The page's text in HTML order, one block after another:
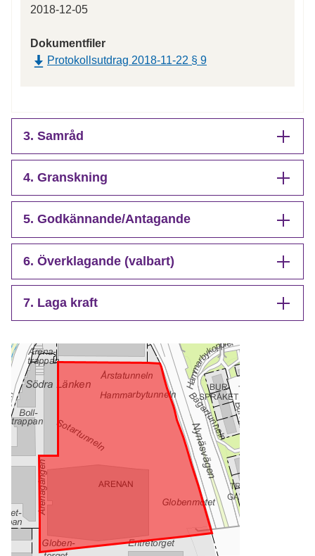
2018-12-05
Dokumentfiler
Protokollsutdrag 2018-11-22 § 9
3. Samråd
4. Granskning
5. Godkännande/Antagande
6. Överklagande (valbart)
7. Laga kraft